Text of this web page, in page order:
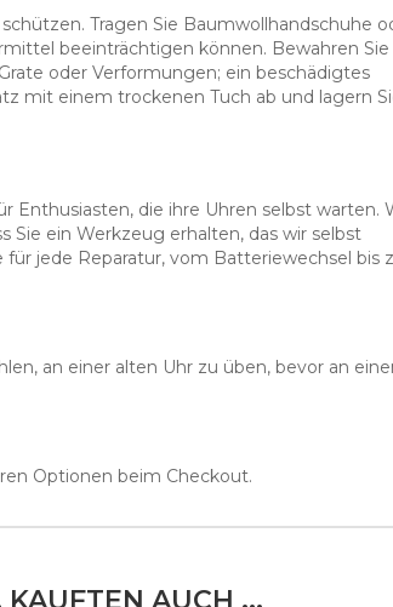
Tragen Sie Baumwollhandschuhe
beeinträchtigen können. Bewahren Sie
oder Verformungen; ein beschädigtes
mit einem trockenen Tuch ab und lagern
die ihre Uhren selbst warten.
ein Werkzeug erhalten, das wir selbst
jede Reparatur, vom Batteriewechsel bis
an einer alten Uhr zu üben, bevor an
Optionen beim Checkout.
AUCH ...